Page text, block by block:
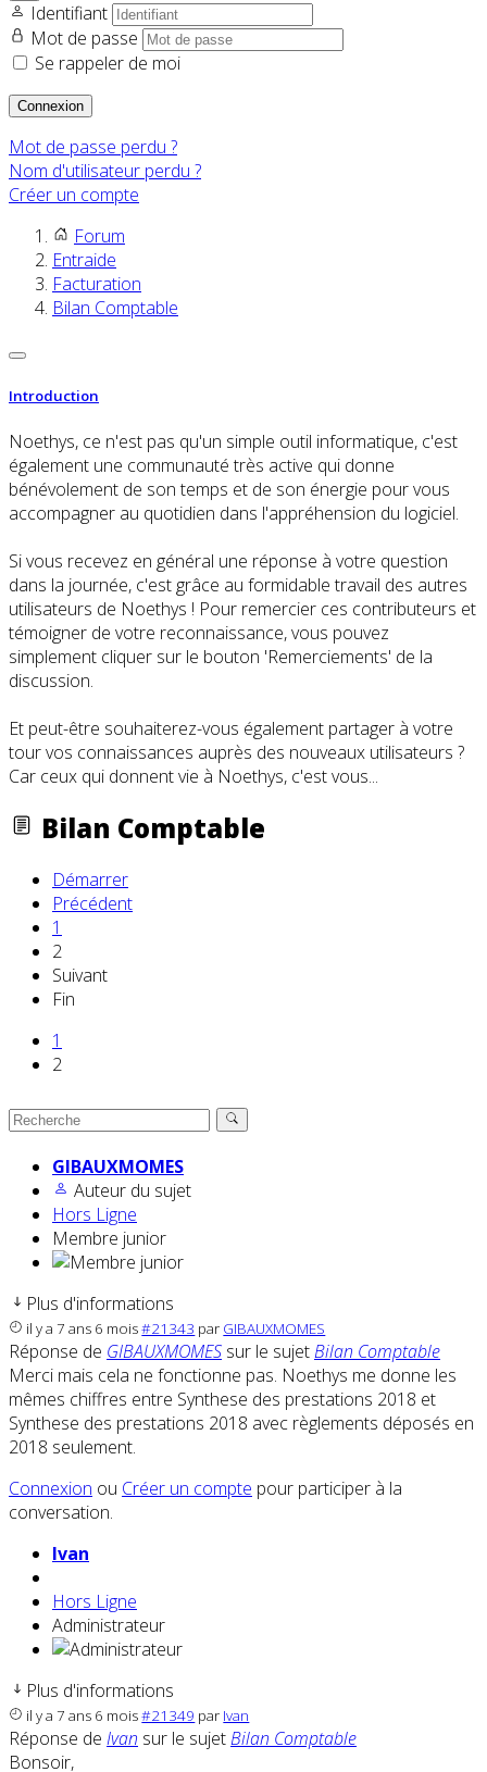
Identifiant
Mot de passe
Se rappeler de moi
Connexion
Mot de passe perdu ?
Nom d'utilisateur perdu ?
Créer un compte
Forum
Entraide
Facturation
Bilan Comptable
Introduction
Noethys, ce n'est pas qu'un simple outil informatique, c'est
également une communauté très active qui donne
bénévolement de son temps et de son énergie pour vous
accompagner au quotidien dans l'appréhension du logiciel.
Si vous recevez en général une réponse à votre question
dans la journée, c'est grâce au formidable travail des autres
utilisateurs de Noethys ! Pour remercier ces contributeurs et
témoigner de votre reconnaissance, vous pouvez
simplement cliquer sur le bouton 'Remerciements' de la
discussion.
Et peut-être souhaiterez-vous également partager à votre
tour vos connaissances auprès des nouveaux utilisateurs ?
Car ceux qui donnent vie à Noethys, c'est vous...
Bilan Comptable
Démarrer
Précédent
1
2
Suivant
Fin
1
2
GIBAUXMOMES
Auteur du sujet
Hors Ligne
Membre junior
Plus d'informations
il y a 7 ans 6 mois#21343 par GIBAUXMOMES
Réponse de GIBAUXMOMES sur le sujetBilan Comptable
Merci mais cela ne fonctionne pas. Noethys me donne les
mêmes chiffres entre Synthese des prestations 2018 et
Synthese des prestations 2018 avec règlements déposés en
2018 seulement.
Connexion ou Créer un compte pour participer à la
conversation.
Ivan
Hors Ligne
Administrateur
Plus d'informations
il y a 7 ans 6 mois#21349 par Ivan
Réponse de Ivan sur le sujetBilan Comptable
Bonsoir,